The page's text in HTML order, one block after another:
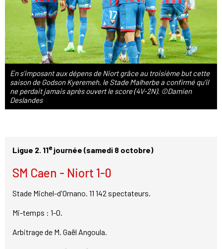
En s'imposant aux dépens de Niort grâce au troisième but cette
saison de Godson Kyeremeh, le Stade Malherbe a confirmé qu'il
ne perdait jamais après ouvert le score (4V-2N). ©Damien
Deslandes
Ligue 2. 11ejournée (samedi 8 octobre)
SM Caen - Niort 1-0
Stade Michel-d'Ornano. 11 142 spectateurs.
Mi-temps : 1-0.
Arbitrage de M. Gaël Angoula.